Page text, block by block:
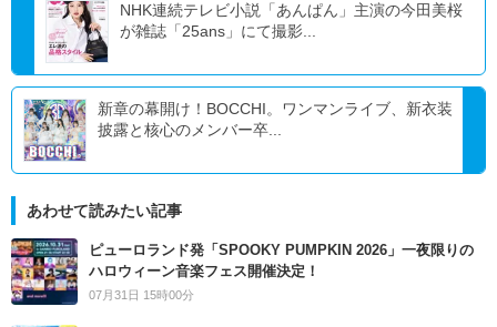
NHK連続テレビ小説「あんぱん」主演の今田美桜
が雑誌「25ans」にて撮影...
新章の幕開け！BOCCHI。ワンマンライブ、新衣装
披露と核心のメンバー卒...
あわせて読みたい記事
ピューロランド発「SPOOKY PUMPKIN 2026」一夜限りの
ハロウィーン音楽フェス開催決定！
07月31日 15時00分